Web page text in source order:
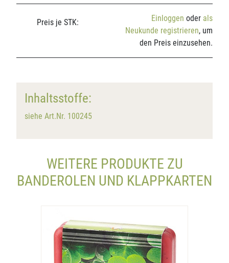
Preis je STK: Einloggen oder als
Neukunde registrieren, um
den Preis einzusehen.
Inhaltsstoffe:
siehe Art.Nr. 100245
WEITERE PRODUKTE ZU
BANDEROLEN UND KLAPPKARTEN